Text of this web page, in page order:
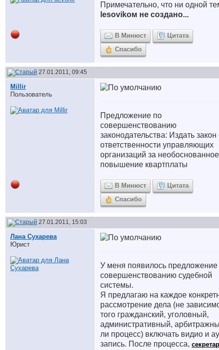
Примечательно, что ни одной
lesovikом не создано...
В Минюст
Цитата
Спасибо
27.01.2011, 09:45
Millir
Пользователь
Предложение по
совершенствованию
законодательства: Издать закон
ответственности управляющих
организаций за необоснованное
повышение квартплаты
В Минюст
Цитата
Спасибо
27.01.2011, 15:03
Лана Сухарева
Юрист
У меня появилось предложение
совершенствованию судебной
системы.
Я предлагаю на каждое
рассмотрение дела (не
того гражданский, уголовный,
административный,
ли процесс) включать видио и
запись. После процесса,